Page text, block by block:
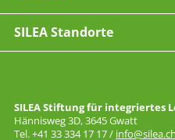
SILEA Standorte
SILEA Stiftung für integriertes
Hännisweg 3D, 3645 Gwatt
Tel. +41 33 334 17 17 / info@silea.ch